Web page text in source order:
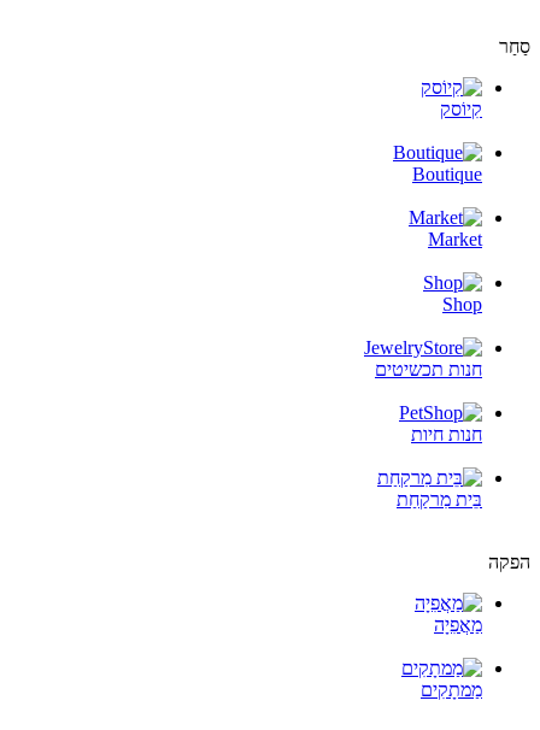
סַחַר
קִיוֹסק
Boutique
Market
Shop
חנות תכשיטים
חנות חיות
בֵּית מִרקַחַת
הפקה
מַאֲפִיָה
מַמתָקִים